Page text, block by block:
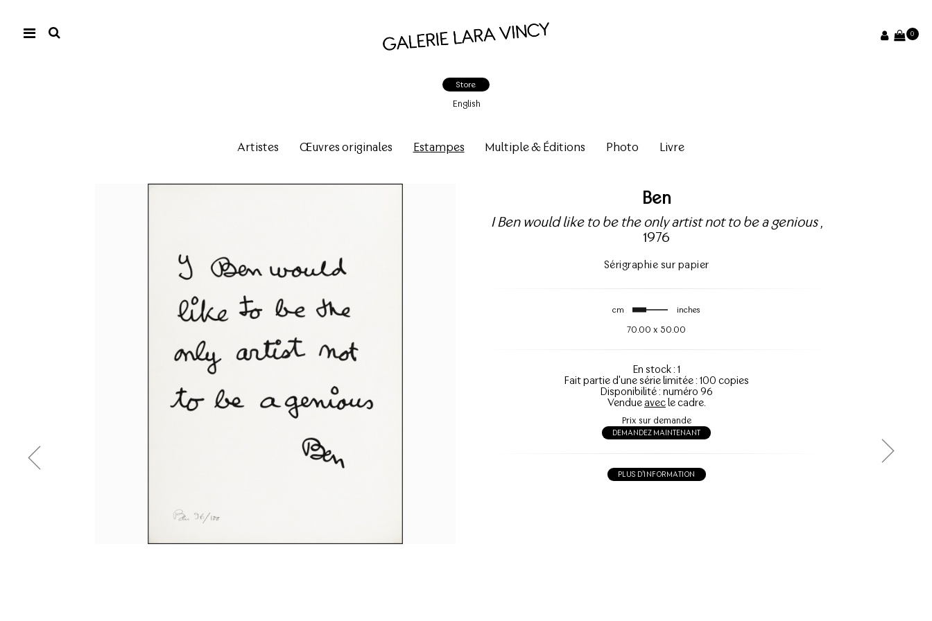
0
Store
English
Artistes Œuvres originales Estampes Multiple & Éditions Photo Livre
Ben
I Ben would like to be the only artist not to be a genious,
1976
Sérigraphie sur papier
cm inches
70.00 x 50.00
En stock : 1
Fait partie d'une série limitée : 100 copies
Disponibilité : numéro 96
Vendueavecle cadre.
Prix sur demande
DEMANDEZ MAINTENANT
PLUS D'INFORMATION